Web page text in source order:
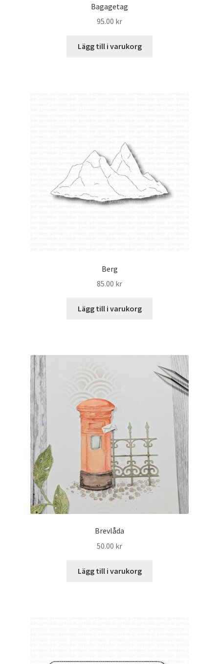
Bagagetag
95.00 kr
Lägg till i varukorg
Berg
85.00 kr
Lägg till i varukorg
Brevlåda
50.00 kr
Lägg till i varukorg